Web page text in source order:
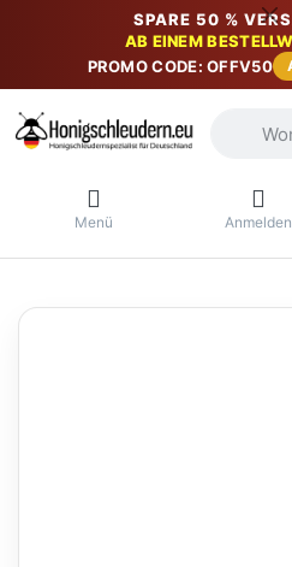
SPARE 50 %
AB EINEM
PROMO CODE: OFFV50
Menü Anmelden